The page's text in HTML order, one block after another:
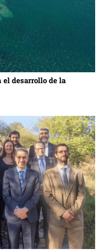
desarrollo de la